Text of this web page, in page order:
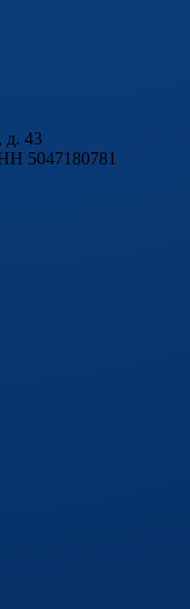
д. 43
5047180781